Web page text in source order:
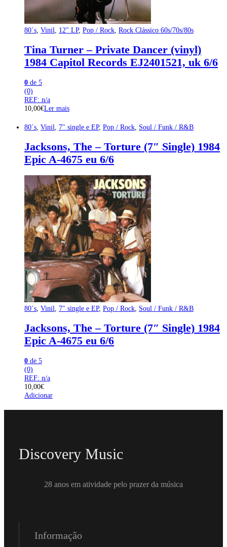
80´s Vinil 12" LP, Pop / Rock Rock Clássico 60s/70s/80s
Tina Turner – Private Dancer (vinyl)
1984 Capitol Records EJ2401521, uk 6/6
0 de 5
(0)
REF: n/a
10,00€Ler mais
80´s Vinil 7" single e EP, Pop / Rock Soul / Funk / R&B
Jacksons, The – Torture (7″ Single) 1984
Epic A-4675 eu 6/6
80´s Vinil 7" single e EP, Pop / Rock Soul / Funk / R&B
Jacksons, The – Torture (7″ Single) 1984
Epic A-4675 eu 6/6
0 de 5
(0)
REF: n/a
10,00€
Adicionar
Discovery Music
28 anos em atividade pelo prazer da música
Informação